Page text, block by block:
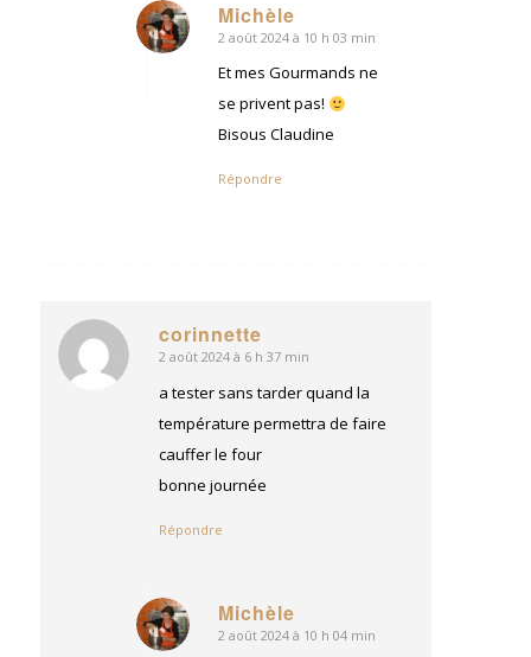
Michèle
dit
2 août 2024 à 10 h 03 min
Et mes Gourmands ne
se privent pas!
Bisous Claudine
Répondre
corinnette
dit
2 août 2024 à 6 h 37 min
a tester sans tarder quand la
température permettra de faire
cauffer le four
bonne journée
Répondre
Michèle
dit
2 août 2024 à 10 h 04 min